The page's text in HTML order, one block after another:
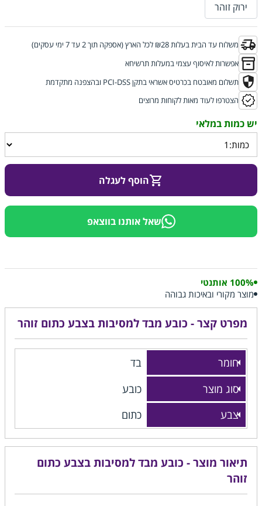
ירוק זוהר
משלוח עד הבית בעלות ₪28 לכל הארץ (אספקה תוך 2 עד 7 ימי עסקים)
אפשרות לאיסוף עצמי במעלות תרשיחא
תשלום מאובטח בכרטיס אשראי בתקן PCI-DSS ובהצפנה מתקדמת
הצטרפו לעוד מאות לקוחות מרוצים
הוסף לעגלה
שאל אותנו בווצאפ
100% אותנטי
מוצר מקורי ובאיכות גבוהה
מפרט קצר - כובע מבד למסיבות בצבע כתום זוהר
חומר
בד
סוג מוצר
כובע
צבע
כתום
תיאור מוצר - כובע מבד למסיבות בצבע כתום
זוהר